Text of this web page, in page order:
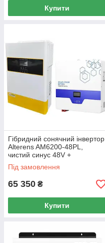
Купити
Гібридний сонячний інвертор
Alterens AM6200-48PL,
чистий синус 48V +
Акумулятор LiFePO4 Aruna
AN-LPB-N-48100
Під замовлення
65 350 ₴
Купити